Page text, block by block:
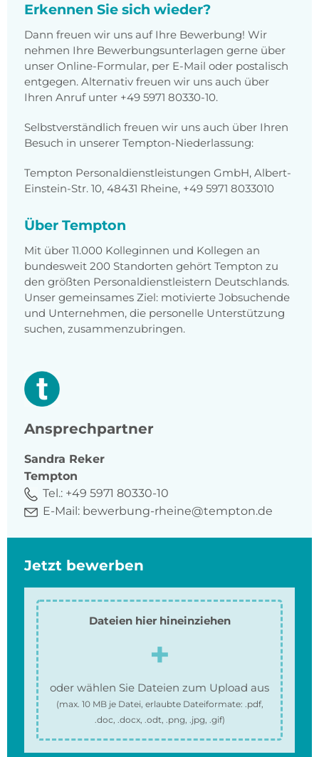
Erkennen Sie sich wieder?
Dann freuen wir uns auf Ihre Bewerbung! Wir
nehmen Ihre Bewerbungsunterlagen gerne über
unser Online-Formular, per E-Mail oder postalisch
entgegen. Alternativ freuen wir uns auch über
Ihren Anruf unter +49 5971 80330-10.
Selbstverständlich freuen wir uns auch über Ihren
Besuch in unserer Tempton-Niederlassung:
Tempton Personaldienstleistungen GmbH, Albert-
Einstein-Str. 10, 48431 Rheine, +49 5971 8033010
Über Tempton
Mit über 11.000 Kolleginnen und Kollegen an
bundesweit 200 Standorten gehört Tempton zu
den größten Personaldienstleistern Deutschlands.
Unser gemeinsames Ziel: motivierte Jobsuchende
und Unternehmen, die personelle Unterstützung
suchen, zusammenzubringen.
Ansprechpartner
Sandra Reker
Tempton
Tel.: +49 5971 80330-10
E-Mail: bewerbung-rheine@tempton.de
Jetzt bewerben
Dateien hier hineinziehen
oder wählen Sie Dateien zum Upload aus
(max. 10 MBje Datei, erlaubte Dateiformate: .pdf,
.doc, .docx, .odt, .png, .jpg, .gif)